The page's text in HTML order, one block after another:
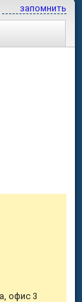
запомнить
офис 3